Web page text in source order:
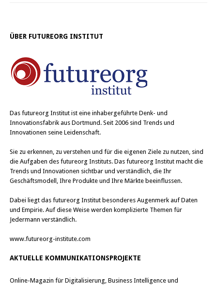
ÜBER FUTUREORG INSTITUT
Das futureorg Institut ist eine inhabergeführte Denk- und
Innovationsfabrik aus Dortmund. Seit 2006 sind Trends und
Innovationen seine Leidenschaft.
Sie zu erkennen, zu verstehen und für die eigenen Ziele zu nutzen, sind
die Aufgaben des futureorg Instituts. Das futureorg Institut macht die
Trends und Innovationen sichtbar und verständlich, die Ihr
Geschäftsmodell, Ihre Produkte und Ihre Märkte beeinflussen.
Dabei liegt das futureorg Institut besonderes Augenmerk auf Daten
und Empirie. Auf diese Weise werden komplizierte Themen für
Jedermann verständlich.
www.futureorg-institute.com
AKTUELLE KOMMUNIKATIONSPROJEKTE
Online-Magazin für Digitalisierung, Business Intelligence und